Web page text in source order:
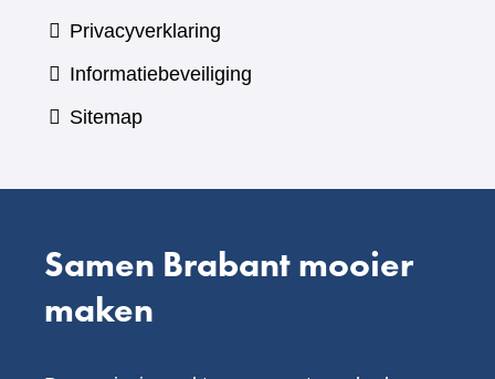
Privacyverklaring
Informatiebeveiliging
Sitemap
Samen Brabant mooier
maken